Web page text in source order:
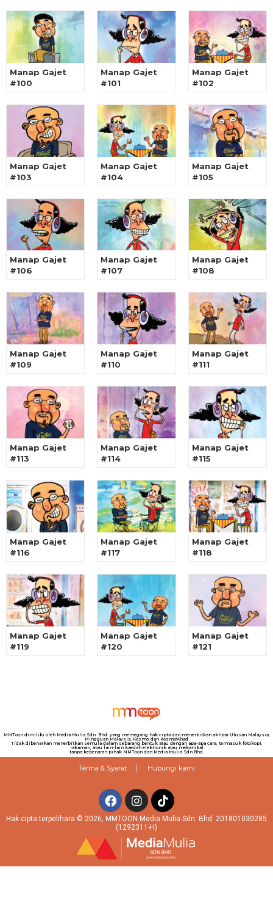
Manap Gajet
#100
Manap Gajet
#101
Manap Gajet
#102
Manap Gajet
#103
Manap Gajet
#104
Manap Gajet
#105
Manap Gajet
#106
Manap Gajet
#107
Manap Gajet
#108
Manap Gajet
#109
Manap Gajet
#110
Manap Gajet
#111
Manap Gajet
#113
Manap Gajet
#114
Manap Gajet
#115
Manap Gajet
#116
Manap Gajet
#117
Manap Gajet
#118
Manap Gajet
#119
Manap Gajet
#120
Manap Gajet
#121
MMToon dimiliki oleh Media Mulia Sdn. Bhd. yang memegang hak cipta dan menerbitkan akhbar Utusan Malaysia,
Mingguan Malaysia, Kosmo! dan Kosmo!Ahad
Tidak dibenarkan menerbitkan semula dalam sebarang bentuk atau dengan apa-apa cara, termasuk fotokopi,
rakaman, atau lain-lain kaedah elektronik atau mekanikal
tanpa kebenaran pihak MMToon dan Media Mulia Sdn Bhd.
Terma & Syarat Hubungi kami
Hak cipta terpelihara © 2026, MMTOON Media Mulia Sdn. Bhd. 201801030285
(1292311-H)